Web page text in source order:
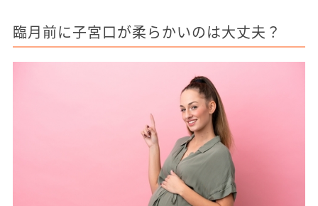
臨月前に子宮口が柔らかいのは大丈夫？